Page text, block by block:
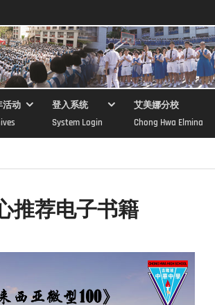
活动
登入系统
System Login
艾美娜分校
Chong Hwa Elmina
推荐电子书籍